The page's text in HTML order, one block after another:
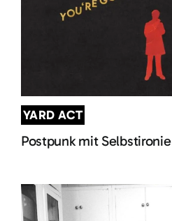
YARD ACT
Postpunk mit Selbstironie